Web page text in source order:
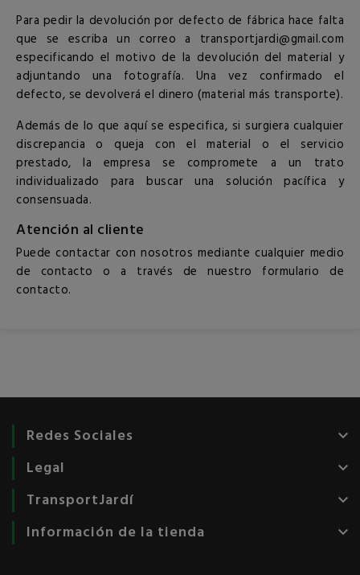
Para pedir la devolución por defecto de fábrica hace falta
que se escriba un correo a transportjardi@gmail.com
especificando el motivo de la devolución del material y
adjuntando una fotografía. Una vez confirmado el
defecto, se devolverá el dinero (material más transporte).
Además de lo que aquí se especifica, si surgiera cualquier
discrepancia o queja con el material o el servicio
prestado, la empresa se compromete a un trato
individualizado para buscar una solución pacífica y
consensuada.
Atención al cliente
Puede contactar con nosotros mediante cualquier medio
de contacto o a través de nuestro formulario de
contacto.
Redes Sociales keyboard_arrow_down
Legal keyboard_arrow_down
TransportJardí keyboard_arrow_down
Información de la tienda keyboard_arrow_down